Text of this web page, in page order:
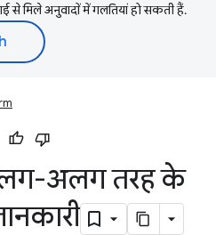
से मिले अनुवादों में गलतियां हो सकती हैं.
अलग तरह के